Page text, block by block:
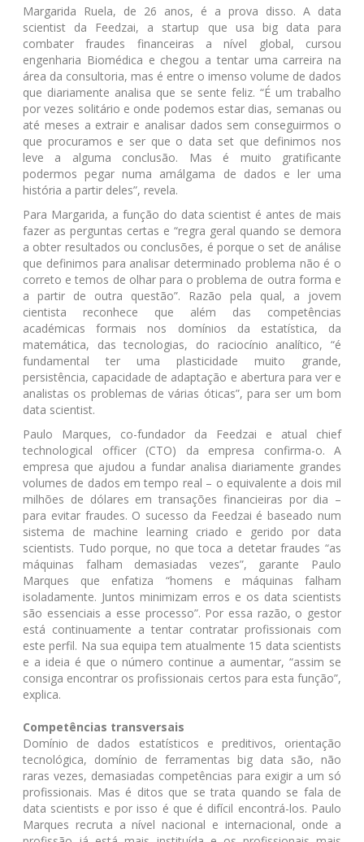
Margarida Ruela, de 26 anos, é a prova disso. A data
scientist da Feedzai, a startup que usa big data para
combater fraudes financeiras a nível global, cursou
engenharia Biomédica e chegou a tentar uma carreira na
área da consultoria, mas é entre o imenso volume de dados
que diariamente analisa que se sente feliz. “É um trabalho
por vezes solitário e onde podemos estar dias, semanas ou
até meses a extrair e analisar dados sem conseguirmos o
que procuramos e ser que o data set que definimos nos
leve a alguma conclusão. Mas é muito gratificante
podermos pegar numa amálgama de dados e ler uma
história a partir deles”, revela.
Para Margarida, a função do data scientist é antes de mais
fazer as perguntas certas e “regra geral quando se demora
a obter resultados ou conclusões, é porque o set de análise
que definimos para analisar determinado problema não é o
correto e temos de olhar para o problema de outra forma e
a partir de outra questão”. Razão pela qual, a jovem
cientista reconhece que além das competências
académicas formais nos domínios da estatística, da
matemática, das tecnologias, do raciocínio analítico, “é
fundamental ter uma plasticidade muito grande,
persistência, capacidade de adaptação e abertura para ver e
analistas os problemas de várias óticas”, para ser um bom
data scientist.
Paulo Marques, co-fundador da Feedzai e atual chief
technological officer (CTO) da empresa confirma-o. A
empresa que ajudou a fundar analisa diariamente grandes
volumes de dados em tempo real – o equivalente a dois mil
milhões de dólares em transações financieiras por dia –
para evitar fraudes. O sucesso da Feedzai é baseado num
sistema de machine learning criado e gerido por data
scientists. Tudo porque, no que toca a detetar fraudes “as
máquinas falham demasiadas vezes”, garante Paulo
Marques que enfatiza “homens e máquinas falham
isoladamente. Juntos minimizam erros e os data scientists
são essenciais a esse processo”. Por essa razão, o gestor
está continuamente a tentar contratar profissionais com
este perfil. Na sua equipa tem atualmente 15 data scientists
e a ideia é que o número continue a aumentar, “assim se
consiga encontrar os profissionais certos para esta função”,
explica.
Competências transversais
Domínio de dados estatísticos e preditivos, orientação
tecnológica, domínio de ferramentas big data são, não
raras vezes, demasiadas competências para exigir a um só
profissionais. Mas é ditos que se trata quando se fala de
data scientists e por isso é que é difícil encontrá-los. Paulo
Marques recruta a nível nacional e internacional, onde a